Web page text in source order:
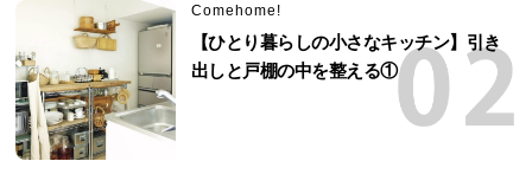
Comehome!
【ひとり暮らしの小さなキッチン】引き
出しと戸棚の中を整える①